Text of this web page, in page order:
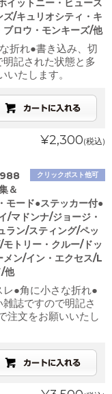
イットニー・ヒュース
ズ/キュリオシティ・キ
ロウ・モンキーズ/他
折れ●書き込み、切
記された状態と多
たします。
¥2,300(税込)
クリックポスト他可
＆
モード●ステッカー付●
/マドンナ/ジョージ・
ラン/スティング/ペッ
モトリー・クルー/ドッ
ン/イン・エクセス/L
他
●角に小さな折れ●
誌ですので明記さ
注文をお願いいたし